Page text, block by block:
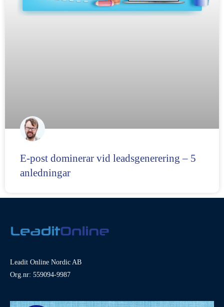
E-post dominerar vid leadsgenerering – 5
anledningar
Leadit Online Nordic AB
Org.nr: 559094-9987